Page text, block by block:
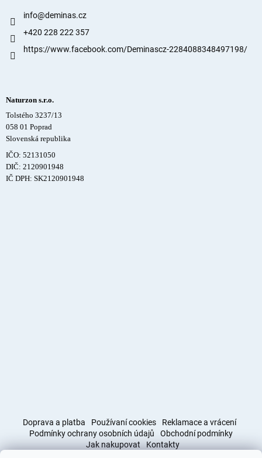
info@deminas.cz
+420 228 222 357
https://www.facebook.com/Deminascz-2284088348497198/
Naturzon s.r.o.
Tolstého 3237/13
058 01 Poprad
Slovenská republika
IČO: 52131050
DIČ: 2120901948
IČ DPH: SK2120901948
Doprava a platba Používaní cookies
Reklamace a vrácení
Podmínky ochrany osobních údajů
Obchodní podmínky
Jak nakupovat
Kontakty